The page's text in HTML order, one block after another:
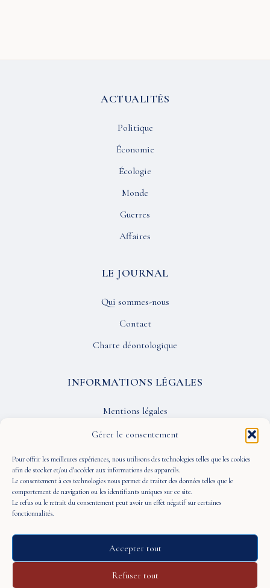
Gérer le consentement
Pour offrir les meilleures expériences, nous utilisons des technologies telles que les cookies
afin de stocker et/ou d’accéder aux informations des appareils.
Le consentement à ces technologies nous permet de traiter des données telles que le
comportement de navigation ou les identifiants uniques sur ce site.
Le refus ou le retrait du consentement peut avoir un effet négatif sur certaines
fonctionnalités.
Accepter tout
Refuser tout
ACTUALITÉS
Politique
Économie
Écologie
Monde
Guerres
Affaires
LE JOURNAL
Qui sommes-nous
Contact
Charte déontologique
INFORMATIONS LÉGALES
Mentions légales
Confidentialité
CGU
SUIVEZ-NOUS
© 2026 À Portée de Vue — Tous droits réservés